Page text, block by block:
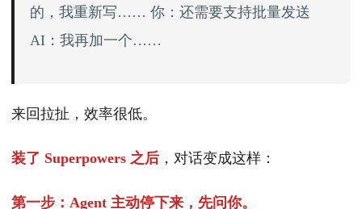
的，我重新写…… 你：还需要支持批量发送
AI：我再加一个……
来回拉扯，效率很低。
装了 Superpowers 之后 ，对话变成这样：
第一步：Agent 主动停下来，先问你。